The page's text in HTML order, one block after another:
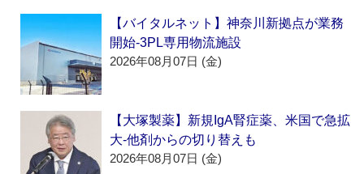
【バイタルネット】神奈川新拠点が業務
開始‐3PL専用物流施設
2026年08月07日 (金)
【大塚製薬】新規IgA腎症薬、米国で急拡
大‐他剤からの切り替えも
2026年08月07日 (金)